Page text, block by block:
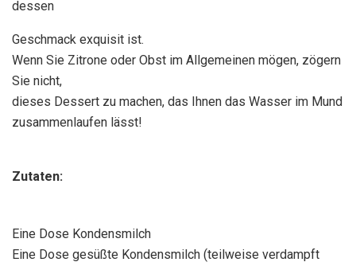
dessen
Geschmack exquisit ist.
Wenn Sie Zitrone oder Obst im Allgemeinen mögen, zögern
Sie nicht,
dieses Dessert zu machen, das Ihnen das Wasser im Mund
zusammenlaufen lässt!
Zutaten:
Eine Dose Kondensmilch
Eine Dose gesüßte Kondensmilch (teilweise verdampft